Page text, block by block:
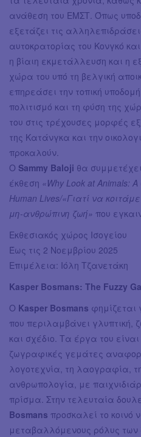
ανάθεση του ΕΜΣΤ. Όπως
εξετάζει τις
αυτοκρατορίας του Κονγκό
η βίαιη εκμετάλλευση και η
χώρα του υπό τη βελγική
επηρεάσει την τοπική
πολιτισμό και τη φύση της
του στις τρέχουσες μορφές
της Κατάνγκα και την
προκαλούν.
Ο Sammy Baloji θα
έκθεση «Why Look at Animals:
Human Lives/«Γιατί να
μη-ανθρώπινη ζωή» που
Εκθεσιακός χώρος Ισογείου
Έως τις 2 Νοεμβρίου 2025
Επιμέλεια: Ιόλη Τζανετάκη
Kasper Bosmans: The Fuzzy
Ο Kasper Bosmans φημίζεται
που περιλαμβάνει γλυπτική,
και σχέδιο. Τα έργα του
ζωγραφικές γεμάτες
λογοτεχνία, τη λαογραφία,
ανθρωπολογία, με
πρίσμα. Στην τελευταία
Bosmans προσκαλεί το κοινό
μεταβαλλόμενους ρόλυς των